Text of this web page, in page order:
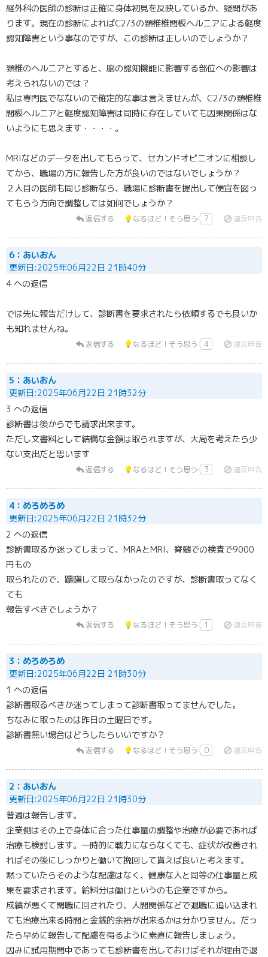
経外科の医師の診断は正確に身体初見を反映しているか、疑問があ
ります。現在の診断によればC2/3の頚椎椎間板ヘルニアによる軽度
認知障害という事なのですが、この診断は正しいのでしょうか？
頚椎のヘルニアとすると、脳の認知機能に影響する部位への影響は
考えられないのでは？
私は専門医でなないので確定的な事は言えませんが、C2/3の頚椎椎
間板ヘルニアと軽度認知障害は同時に存在していても因果関係はな
いようにも思えます・・・・。
MRIなどのデータを出してもらって、セカンドオピニオンに相談し
てから、職場の方に報告した方が良いのではないでしょうか？
２人目の医師も同じ診断なら、職場に診断書を提出して便宜を図っ
てもらう方向で調整しては如何でしょうか？
返信する なるほど！そう思う 7 違反申告
6：あいおん
更新日:2025年06月22日 21時40分
4 への返信
では先に報告だけして、診断書を要求されたら依頼するでも良いか
も知れませんね。
返信する なるほど！そう思う 4 違反申告
5：あいおん
更新日:2025年06月22日 21時32分
3 への返信
診断書は後からでも請求出来ます。
ただし文書料として結構な金額は取られますが、大局を考えたら少
ない支出だと思います
返信する なるほど！そう思う 3 違反申告
4：めろめろめ
更新日:2025年06月22日 21時32分
2 への返信
診断書取るか迷ってしまって、MRAとMRI、脊髄での検査で9000
円もの
取られたので、躊躇して取らなかったのですが、診断書取ってなく
ても
報告すべきでしょうか？
返信する なるほど！そう思う 1 違反申告
3：めろめろめ
更新日:2025年06月22日 21時30分
1 への返信
診断書取るべきか迷ってしまって診断書取ってませんでした。
ちなみに取ったのは昨日の土曜日です。
診断書無い場合はどうしたらいいですか？
返信する なるほど！そう思う 0 違反申告
2：あいおん
更新日:2025年06月22日 21時30分
普通は報告します。
企業側はその上で身体に合った仕事量の調整や治療が必要であれば
治療も検討します。一時的に戦力にならなくても、症状が改善され
ればその後にしっかりと働いて挽回して貰えば良いと考えます。
黙っていたらそのような配慮はなく、健康な人と同等の仕事量と成
果を要求されます。給料分は働けというのも企業ですから。
成績が悪くて閑職に回されたり、人間関係などで退職に追い込まれ
ても治療出来る時間と金銭的余裕が出来るかは分かりません。だっ
たら早めに報告して配慮を得るように素直に報告しましょう。
因みに試用期間中であっても診断書を出しておけばそれが理由で退